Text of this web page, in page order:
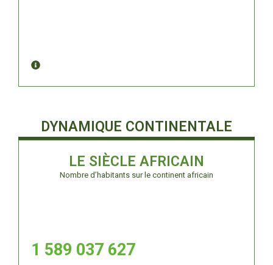
DYNAMIQUE CONTINENTALE
LE SIÈCLE AFRICAIN
Nombre d’habitants sur le continent africain
1 589 037 628